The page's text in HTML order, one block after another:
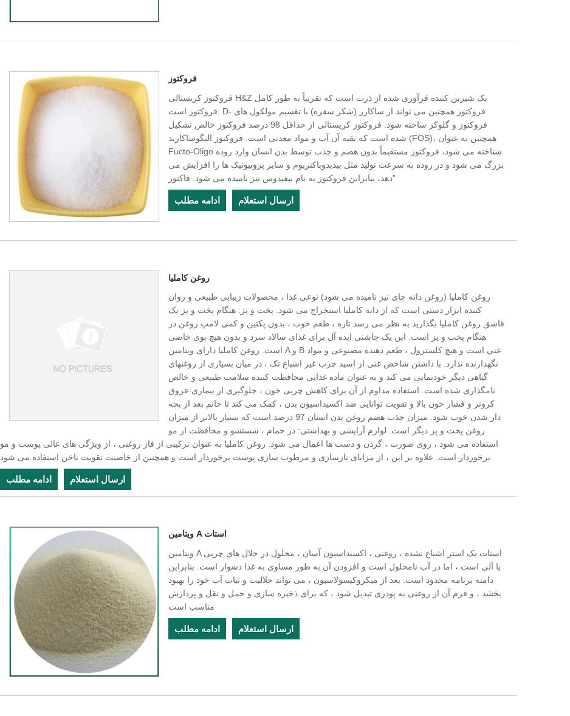
فروکتوز
فروکتوز کریستالی H&Z یک شیرین کننده فرآوری شده از ذرت است که تقریباً به طور کامل
فروکتوز است. D- فروکتوز همچنین می تواند از ساکارز (شکر سفره) با تقسیم مولکول های
فروکتوز و گلوکز ساخته شود. فروکتوز کریستالی از حداقل 98 درصد فروکتوز خالص تشکیل
شده است که بقیه آن آب و مواد معدنی است. فروکتوز الیگوساکارید (FOS)، همچنین به عنوان
Fucto-Oligo شناخته می شود، فروکتوز مستقیماً بدون هضم و جذب توسط بدن انسان وارد روده
بزرگ می شود و در روده به سرعت تولید مثل بیدیدوباکتریوم و سایر پروبیوتیک ها را افزایش می
دهد، بنابراین فروکتوز به نام بیفیدوس نیز نامیده می شود. فاکتور”
ادامه مطلب ارسال استعلام
روغن کاملیا
روغن کاملیا (روغن دانه چای نیز نامیده می شود) نوعی غذا ، محصولات زیبایی طبیعی و روان
کننده ابزار دستی است که از دانه کاملیا استخراج می شود. پخت و پز: هنگام پخت و پز یک
قاشق روغن کاملیا بگذارید به نظر می رسد تازه ، طعم خوب ، بدون پکتین و کمی لامپ روغن در
هنگام پخت و پز است. این یک چاشنی ایده آل برای غذای سالاد سرد و بدون هیچ بوی خاصی
است. روغن کاملیا دارای ویتامین A و B غنی است و هیچ کلسترول ، طعم دهنده مصنوعی و مواد
نگهدارنده ندارد. با داشتن شاخص غنی از اسید چرب غیر اشباع تک ، در میان بسیاری از روغنهای
گیاهی دیگر خودنمایی می کند و به عنوان ماده غذایی محافظت کننده سلامت طبیعی و خالص
نامگذاری شده است. استفاده مداوم از آن برای کاهش چربی خون ، جلوگیری از بیماری عروق
کرونر و فشار خون بالا و تقویت توانایی ضد اکسیداسیون بدن ، کمک می کند تا خانم بعد از بچه
دار شدن خوب شود. میزان جذب هضم روغن بدن انسان 97 درصد است که بسیار بالاتر از میزان
روغن پخت و پز دیگر است. لوازم آرایشی و بهداشتی: در حمام ، شستشو و محافظت از مو
استفاده می شود ، روی صورت ، گردن و دست ها اعمال می شود. روغن کاملیا به عنوان ترکیبی از فاز روغنی ، از ویژگی های عالی پوست و مو
ادامه مطلب ارسال استعلام
ویتامین A استات
ویتامین A استات یک استر اشباع نشده ، روغنی ، اکسیداسیون آسان ، محلول در حلال های چربی
یا آلی است ، اما در آب نامحلول است و افزودن آن به طور مساوی به غذا دشوار است. بنابراین
دامنه برنامه محدود است. بعد از میکروکپسولاسیون ، می تواند حلالیت و ثبات آب خود را بهبود
بخشد ، و فرم آن از روغنی به پودری تبدیل شود ، که برای ذخیره سازی و حمل و نقل و پردازش
مناسب است
ادامه مطلب ارسال استعلام